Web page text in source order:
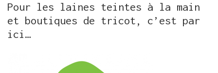
Pour les laines teintes à la main
et boutiques de tricot, c’est par
ici…